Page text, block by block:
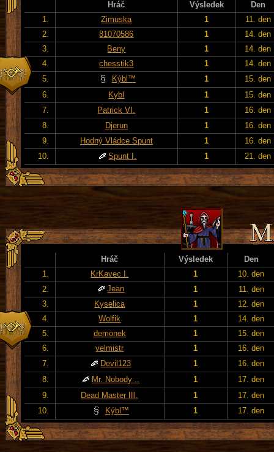
Hráč Výsledek
Den
1.
Zimuska 1
11. den
2.
81070586 1
14. den
3.
Beny 1
14. den
4.
chesstik3 1
14. den
5.
Kýbl™ 1
15. den
6.
Kybl 1
15. den
7.
Patrick VI. 1
16. den
8.
Djerun 1
16. den
9.
Hodný Vládce Spunt 1
16. den
10.
Spunt I. 1 21. den
Hráč Výsledek
Den
1.
KrKavec I. 1
10. den
2.
Jean 1
11. den
3.
Kyselica 1
12. den
4.
Wolfik 1
14. den
5.
demonek 1
15. den
6.
velmistr 1
16. den
7.
Devil123 1
16. den
8.
Mr. Nobody .. 1
17. den
9.
Dead Master llll. 1
17. den
10.
Kýbl™ 1 17. den